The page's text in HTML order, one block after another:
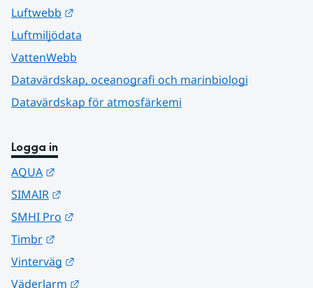
Luftwebb
Luftmiljödata
VattenWebb
Datavärdskap, oceanografi och marinbiologi
Datavärdskap för atmosfärkemi
Logga in
AQUA
SIMAIR
SMHI Pro
Timbr
Vinterväg
Väderlarm